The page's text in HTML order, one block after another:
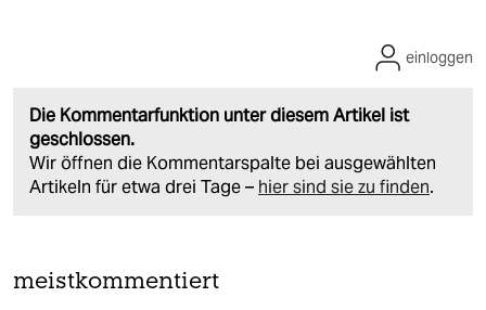
Die Kommentarfunktion unter diesem Artikel ist
geschlossen.
Wir öffnen die Kommentarspalte bei ausgewählten
Artikeln für etwa drei Tage – hier sind sie zu finden.
einloggen
meistkommentiert